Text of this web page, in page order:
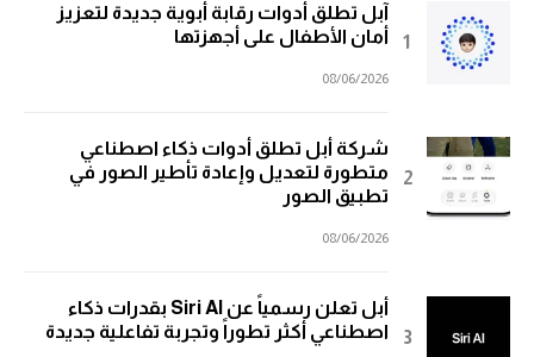
آبل تطلق أدوات رقابة أبوية جديدة لتعزيز
أمان الأطفال على أجهزتها
08/06/2026
شركة أبل تطلق أدوات ذكاء اصطناعي
متطورة لتعديل وإعادة تأطير الصور في
تطبيق الصور
08/06/2026
أبل تعلن رسمياً عن Siri AI بقدرات ذكاء
اصطناعي أكثر تطوراً وتجربة تفاعلية جديدة